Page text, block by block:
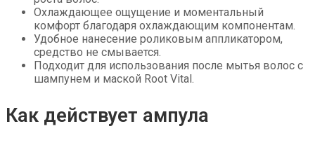
Охлаждающее ощущение и моментальный
комфорт благодаря охлаждающим компонентам.
Удобное нанесение роликовым аппликатором,
средство не смывается.
Подходит для использования после мытья волос с
шампунем и маской Root Vital.
Как действует ампула